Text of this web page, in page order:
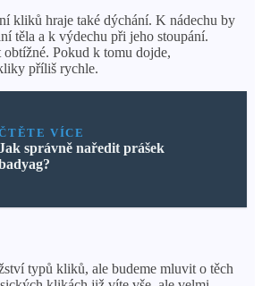
kliků hraje také dýchání. K nádechu by
těla a k výdechu při jeho stoupání.
Pokud k tomu dojde,
příliš rychle.
VÍCE
správně naředit prášek
typů kliků, ale budeme mluvit o těch